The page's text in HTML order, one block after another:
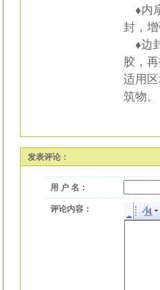
♦内
封，
♦边
胶，
适用
筑物。
发表评论：
用 户 名：
评论内容：